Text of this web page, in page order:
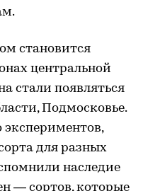
становится
центральной
стали появляться
Подмосковье.
для разных
наследие
— сортов, которые